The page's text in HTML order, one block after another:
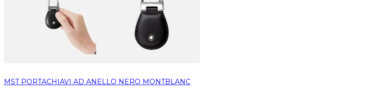
MST PORTACHIAVI AD ANELLO NERO MONTBLANC